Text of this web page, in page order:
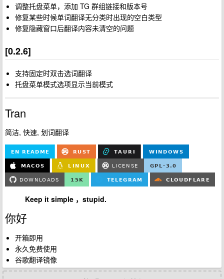
调整托盘菜单，添加 TG 群组链接和版本号
修复某些时候单词翻译无分类时出现的空白类型
修复隐藏窗口后翻译内容未清空的问题
[0.2.6]
支持固定时双击选词翻译
托盘菜单模式选项显示当前模式
Tran
简洁, 快速, 划词翻译
Keep it simple ，stupid.
你好
开箱即用
永久免费使用
谷歌翻译镜像